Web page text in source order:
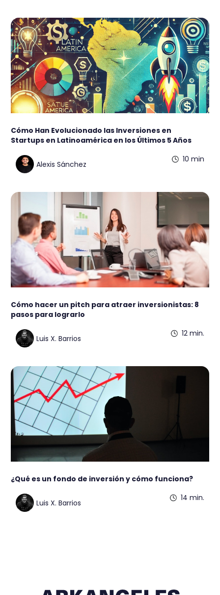
Cómo Han Evolucionado las Inversiones en
Startups en Latinoamérica en los Últimos 5 Años
Alexis Sánchez
10 min
Cómo hacer un pitch para atraer inversionistas: 8
pasos para lograrlo
Luis X. Barrios
12 min.
¿Qué es un fondo de inversión y cómo funciona?
Luis X. Barrios
14 min.